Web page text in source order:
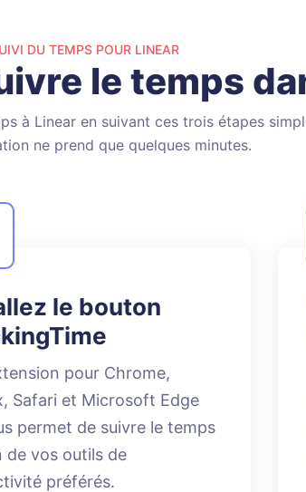
DU TEMPS POUR LINEAR
le temps
à Linear en suivant ces trois étapes
ne prend que quelques minutes.
le bouton
pour Chrome,
Safari et Microsoft Edge
permet de suivre le temps
de vos outils de
préférés.